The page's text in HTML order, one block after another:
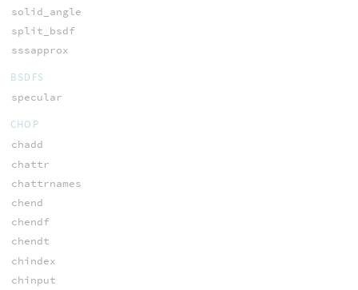
solid_angle
split_bsdf
sssapprox
BSDFS
specular
CHOP
chadd
chattr
chattrnames
chend
chendf
chendt
chindex
chinput